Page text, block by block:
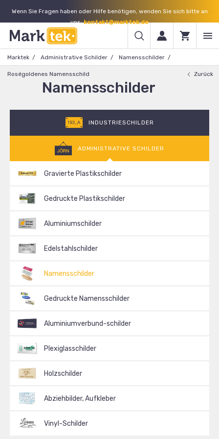
Wenn Sie Fragen haben oder Hilfe benötigen, wenden Sie sich bitte an
uns:kontakt@marktek.de
Marktek Administrative Schilder Namensschilder
Roségoldenes Namensschild Zurück
Namensschilder
INDUSTRIESCHILDER
ADMINISTRATIVE SCHILDER
Gravierte Plastikschilder
Gedruckte Plastikschilder
Aluminiumschilder
Edelstahlschilder
Namensschilder
Gedruckte Namensschilder
Aluminiumverbund-schilder
Plexiglasschilder
Holzschilder
Abziehbilder, Aufkleber
Vinyl-Schilder